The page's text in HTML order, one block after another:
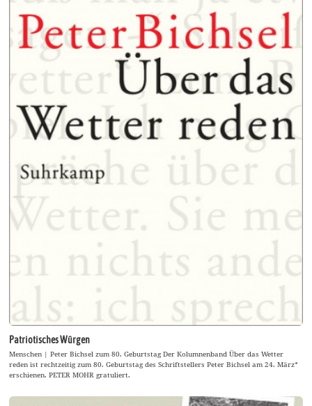
Patriotisches Würgen
Menschen | Peter Bichsel zum 80. Geburtstag Der Kolumnenband Über das Wetter
reden ist rechtzeitig zum 80. Geburtstag des Schriftstellers Peter Bichsel am 24. März*
erschienen. PETER MOHR gratuliert.